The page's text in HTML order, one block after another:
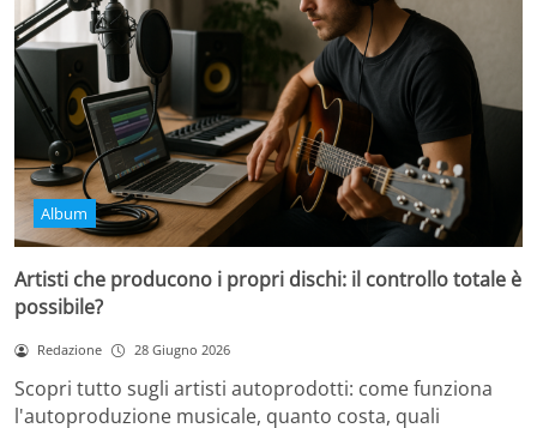
Album
Artisti che producono i propri dischi: il controllo totale è
possibile?
Redazione 28 Giugno 2026
Scopri tutto sugli artisti autoprodotti: come funziona
l'autoproduzione musicale, quanto costa, quali